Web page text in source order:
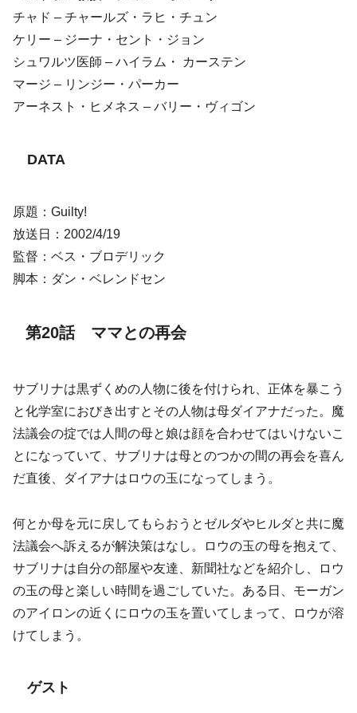
チャド – チャールズ・ラヒ・チュン
ケリー – ジーナ・セント・ジョン
シュワルツ医師 – ハイラム・ カーステン
マージ – リンジー・パーカー
アーネスト・ヒメネス – バリー・ヴィゴン
DATA
原題：Guilty!
放送日：2002/4/19
監督：ベス・ブロデリック
脚本：ダン・ベレンドセン
第20話 ママとの再会
サブリナは黒ずくめの人物に後を付けられ、正体を暴こう
と化学室におびき出すとその人物は母ダイアナだった。魔
法議会の掟では人間の母と娘は顔を合わせてはいけないこ
とになっていて、サブリナは母とのつかの間の再会を喜ん
だ直後、ダイアナはロウの玉になってしまう。
何とか母を元に戻してもらおうとゼルダやヒルダと共に魔
法議会へ訴えるが解決策はなし。ロウの玉の母を抱えて、
サブリナは自分の部屋や友達、新聞社などを紹介し、ロウ
の玉の母と楽しい時間を過ごしていた。ある日、モーガン
のアイロンの近くにロウの玉を置いてしまって、ロウが溶
けてしまう。
ゲスト